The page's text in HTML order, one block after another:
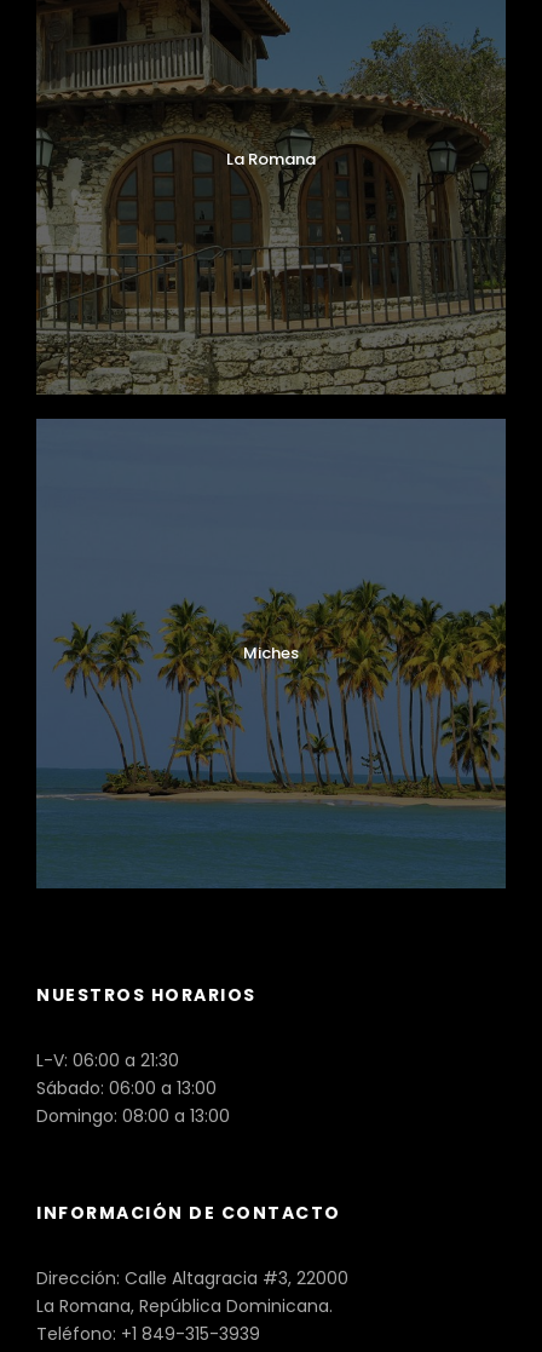
La Romana
Miches
NUESTROS HORARIOS
L-V: 06:00 a 21:30
Sábado: 06:00 a 13:00
Domingo: 08:00 a 13:00
INFORMACIÓN DE CONTACTO
Dirección: Calle Altagracia #3, 22000
La Romana, República Dominicana.
Teléfono: +1 849-315-3939